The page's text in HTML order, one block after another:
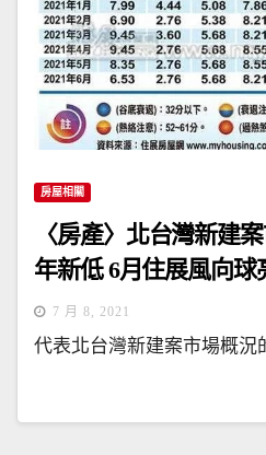
房屋相關
〈房產〉北台灣新建
年新低 6月住展風向球
7 月 8, 2021
代表北台灣新建案市場概況